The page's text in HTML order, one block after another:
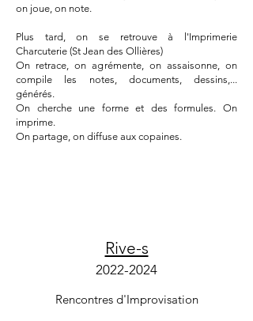
on joue, on note.
Plus tard, on se retrouve à l'Imprimerie
Charcuterie (St Jean des Ollières)
On retrace, on agrémente, on assaisonne, on
compile les notes, documents, dessins,...
générés.
On cherche une forme et des formules. On
imprime.
On partage, on diffuse aux copaines.
Rive-s
2022-2024
Rencontres d'Improvisation